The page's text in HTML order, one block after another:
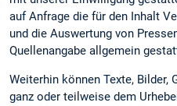
auf Anfrage die für den Inhalt
und die Auswertung von
Quellenangabe allgemein
Weiterhin können Texte, Bilder,
ganz oder teilweise dem